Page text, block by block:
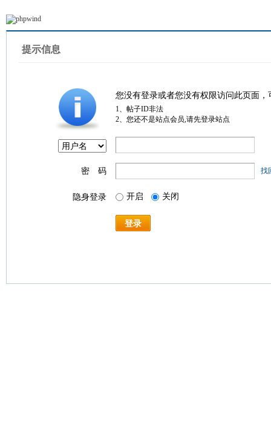
提示信息
您没有登录或者您没有权限访问此页面
1、帖子ID非法
2、您还不是站点会员,请先登录站点
密 码 找
隐身登录 开启 关闭
登录